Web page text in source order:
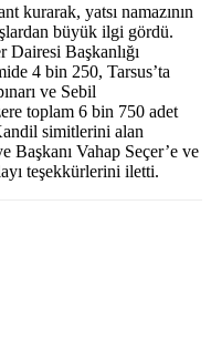
kurarak, yatsı namazının
büyük ilgi gördü.
Başkanlığı
4 bin 250, Tarsus’ta
ve Sebil
toplam 6 bin 750 adet
simitlerini alan
Başkanı Vahap Seçer’e ve
teşekkürlerini iletti.